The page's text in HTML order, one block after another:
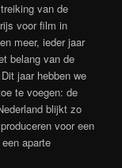
van de
voor film in
meer, ieder jaar
belang van de
jaar hebben we
te voegen: de
blijkt zo
voor een
aparte